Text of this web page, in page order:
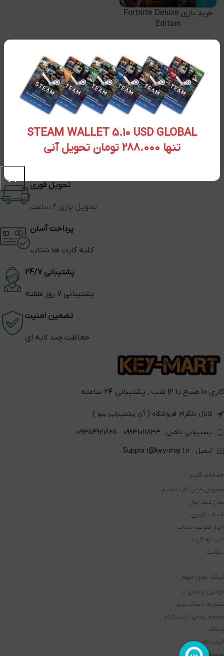
STEAM WALLET 5.10 USD GLOBAL
تنها 288.000 تومان تحویل آنی
خرید بازی Fortnite Deluxe
Edition
۲,۴۵۶,۵۰۰ تومان
تحویل فوری
تحویل بازی 2 ساعت
پرداخت آسان
کلیه کارت ها شتاب
پشتیبانی 24/7
پشتیبانی 7 روز هفته
تضمین امنیت
حفاظت چند لایه ای
کاری 10 صبح تا 12 شب , پشتیبانی 24 ساعته
کانال تلگرام فروشگاه ( آی پشتیبانی بیو )
پشتیبانی تلفنی : 09931011833 - 09354921825
ایمیل : Support@key-mart.ir
خدمات کاربر
خاموش کردن گارد استیم
شارژ کیف پول
حساب کاربری
احراز هویت حساب
کارت به کارت
شکایت
لینک های مهم
قوانین و مقررات
تسویه حساب سبد
صفحه رسمی اینستاگرام
وبلاگ
گیفت کارت